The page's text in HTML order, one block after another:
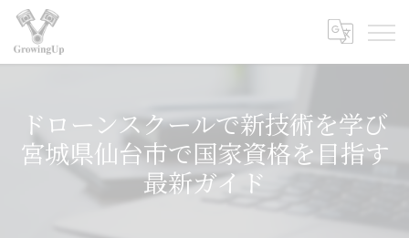
ドローンスクールで新技術を学び
宮城県仙台市で国家資格を目指す
最新ガイド